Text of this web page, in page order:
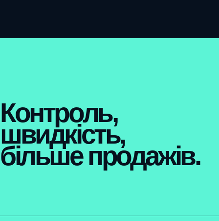
Контроль,
швидкість,
більше продажів.